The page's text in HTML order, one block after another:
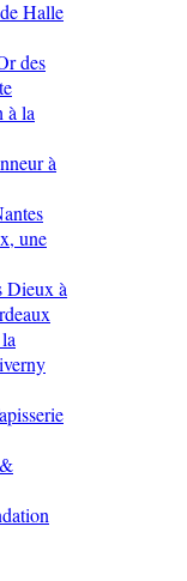
Halle
des
à la
à
une
Dieux à